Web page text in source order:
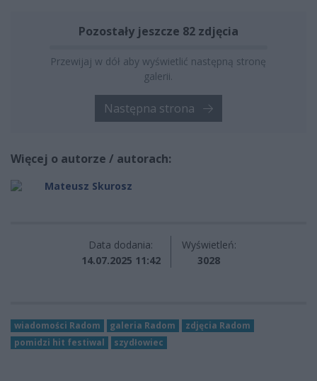
Pozostały jeszcze 82 zdjęcia
Przewijaj w dół aby wyświetlić następną stronę
galerii.
Następna strona
Więcej o autorze / autorach:
Mateusz Skurosz
Data dodania:
14.07.2025 11:42
Wyświetleń:
3028
wiadomości Radom galeria Radom
zdjęcia Radom
pomidzi hit festiwal
szydłowiec